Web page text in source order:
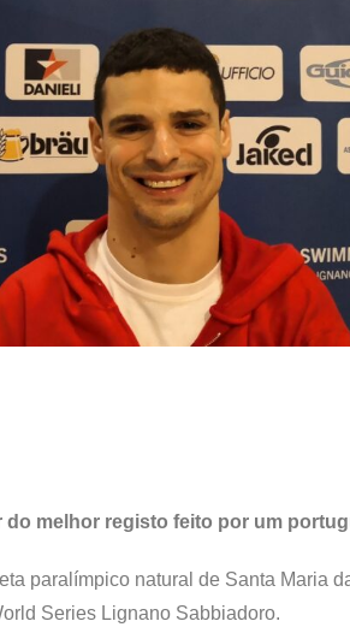
melhor registo feito por um
paralímpico natural de Santa Maria
Series Lignano Sabbiadoro.